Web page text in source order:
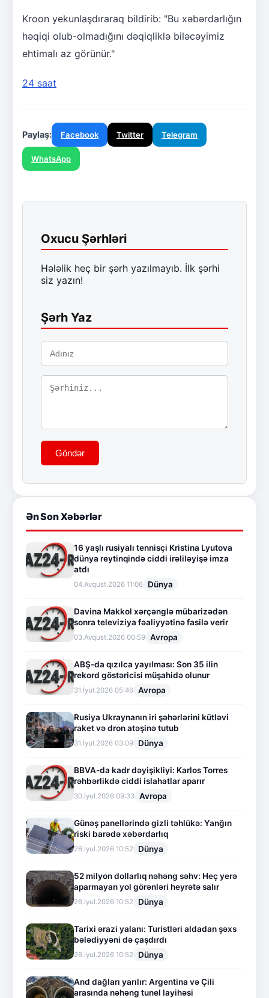
Kroon yekunlaşdıraraq bildirib: "Bu xəbərdarlığın
həqiqi olub-olmadığını dəqiqliklə biləcəyimiz
ehtimalı az görünür."
24 saat
Paylaş: Facebook Twitter Telegram
WhatsApp
Oxucu Şərhləri
Hələlik heç bir şərh yazılmayıb. İlk şərhi
siz yazın!
Şərh Yaz
Göndər
Ən Son Xəbərlər
16 yaşlı rusiyalı tennisçi Kristina Lyutova
dünya reytinqində ciddi irəliləyişə imza
atdı
04.Avqust.2026 11:06 Dünya
Davina Makkol xərçənglə mübarizədən
sonra televiziya fəaliyyətinə fasilə verir
03.Avqust.2026 00:59 Avropa
ABŞ-da qızılca yayılması: Son 35 ilin
rekord göstəricisi müşahidə olunur
31.İyul.2026 05:46 Avropa
Rusiya Ukraynanın iri şəhərlərini kütləvi
raket və dron atəşinə tutub
31.İyul.2026 03:09 Dünya
BBVA-da kadr dəyişikliyi: Karlos Torres
rəhbərlikdə ciddi islahatlar aparır
30.İyul.2026 09:33 Avropa
Günəş panellərində gizli təhlükə: Yanğın
riski barədə xəbərdarlıq
26.İyul.2026 10:52 Dünya
52 milyon dollarlıq nəhəng səhv: Heç yerə
aparmayan yol görənləri heyrətə salır
26.İyul.2026 10:52 Dünya
Tarixi ərazi yalanı: Turistləri aldadan şəxs
bələdiyyəni də çaşdırdı
26.İyul.2026 10:52 Dünya
And dağları yarılır: Argentina və Çili
arasında nəhəng tunel layihəsi